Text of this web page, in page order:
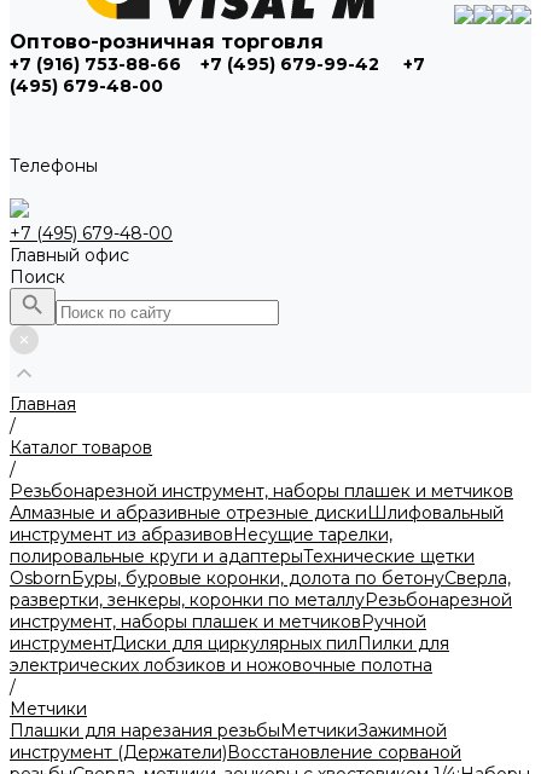
Оптово-розничная торговля
+7 (916) 753-88-66 +7 (495) 679-99-42
+7
(495) 679-48-00
Телефоны
+7 (495) 679-48-00
Главный офис
Поиск
Главная
/
Каталог товаров
/
Резьбонарезной инструмент, наборы плашек и метчиков
Алмазные и абразивные отрезные дискиШлифовальный
инструмент из абразивовНесущие тарелки,
полировальные круги и адаптерыТехнические щетки
OsbornБуры, буровые коронки, долота по бетонуСверла,
развертки, зенкеры, коронки по металлуРезьбонарезной
инструмент, наборы плашек и метчиковРучной
инструментДиски для циркулярных пилПилки для
электрических лобзиков и ножовочные полотна
/
Метчики
Плашки для нарезания резьбыМетчикиЗажимной
инструмент (Держатели)Восстановление сорваной